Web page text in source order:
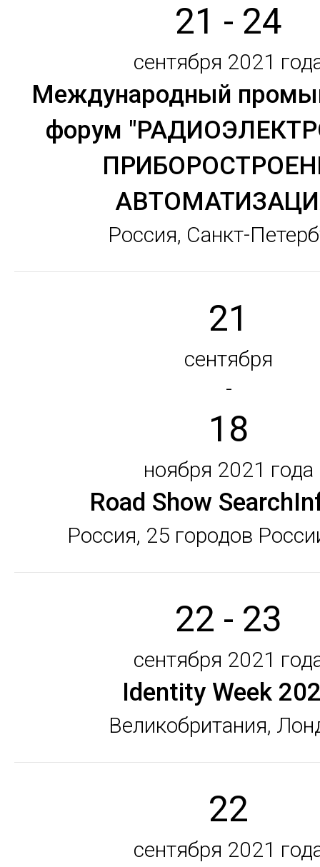
21 - 24
сентября 2021
Международный
форум
Россия, Санкт-
21
сентября
-
18
ноября 2021 года
Road Show
Россия, 25 городов
22 - 23
сентября 2021
Identity Week
Великобритания,
22
сентября 2021